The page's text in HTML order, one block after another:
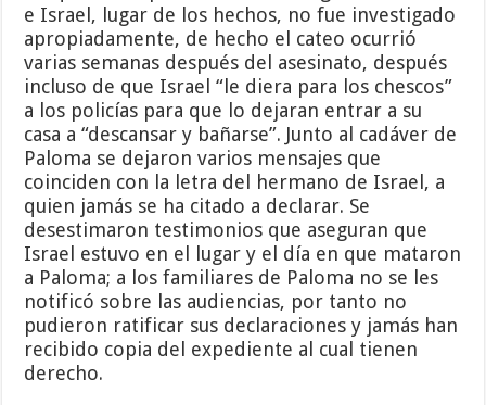
e Israel, lugar de los hechos, no fue investigado
apropiadamente, de hecho el cateo ocurrió
varias semanas después del asesinato, después
incluso de que Israel “le diera para los chescos”
a los policías para que lo dejaran entrar a su
casa a “descansar y bañarse”. Junto al cadáver de
Paloma se dejaron varios mensajes que
coinciden con la letra del hermano de Israel, a
quien jamás se ha citado a declarar. Se
desestimaron testimonios que aseguran que
Israel estuvo en el lugar y el día en que mataron
a Paloma; a los familiares de Paloma no se les
notificó sobre las audiencias, por tanto no
pudieron ratificar sus declaraciones y jamás han
recibido copia del expediente al cual tienen
derecho.